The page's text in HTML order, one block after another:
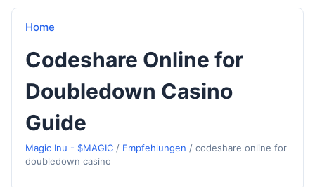
Home
Codeshare Online for
Doubledown Casino
Guide
Magic Inu - $MAGIC / Empfehlungen /codeshare online for
doubledown casino